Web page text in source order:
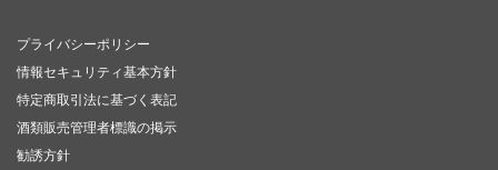
プライバシーポリシー
情報セキュリティ基本方針
特定商取引法に基づく表記
酒類販売管理者標識の掲示
勧誘方針